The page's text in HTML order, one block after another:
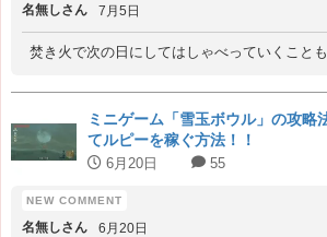
名無しさん 7月5日
焚き火で次の日にしてはしゃべっていくことも
ミニゲーム「雪玉ボウル」の攻略
てルピーを稼ぐ方法！！
6月20日 55
名無しさん 6月20日